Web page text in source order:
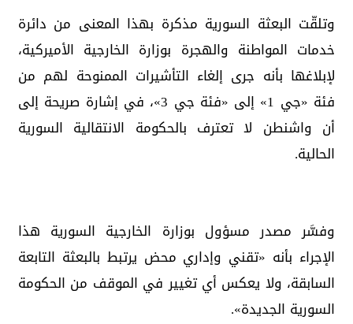
وتلقّت البعثة السورية مذكرة بهذا المعنى من دائرة
خدمات المواطنة والهجرة بوزارة الخارجية الأميركية،
لإبلاغها بأنه جرى إلغاء التأشيرات الممنوحة لهم من
فئة «جي 1» إلى «فئة جي 3»، في إشارة صريحة إلى
أن واشنطن لا تعترف بالحكومة الانتقالية السورية
الحالية.
وفسَّر مصدر مسؤول بوزارة الخارجية السورية هذا
الإجراء بأنه «تقني وإداري محض يرتبط بالبعثة التابعة
السابقة، ولا يعكس أي تغيير في الموقف من الحكومة
السورية الجديدة».